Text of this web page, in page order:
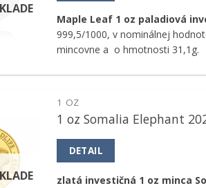
Maple Leaf 1 oz paladiová
999,5/1000, v nominálnej
mincovne a o hmotnosti 31,1g.
k
1 OZ
1 oz Somalia Elephant
DETAIL
zlatá investičná 1 oz minca